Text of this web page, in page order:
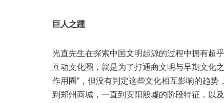
巨人之踵
光直先生在探索中国文明起源的过程中拥有超
互动文化圈，就是为了打通商文明与早期文化
作用圈”，但没有判定这些文化相互影响的趋势
到郑州商城，一直到安阳殷墟的阶段特征，以